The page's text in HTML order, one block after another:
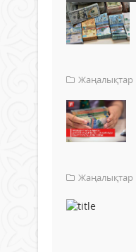
Жаңалықтар
Жаңалықтар